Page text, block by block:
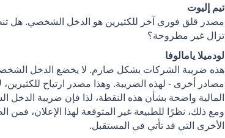
تيم إليوت
مصدر قلق فوري آخر للكثيرين هو الدخل الشخصي. هل
تزال غير مطروحة؟
لودميلا يامالوفا
هذه ضريبة الشركات بشكل صارم. لا يخضع الدخل
مصادر أخرى - لهذه الضريبة. وهذا مصدر ارتياح للكثيرين،
المالية واضحة بشأن هذه النقطة، لذا فإن ضريبة
ومع ذلك، نظرًا للطبيعة غير المتوقعة لهذا الإعلان،
الأخرى التي قد تأتي في المستقبل.